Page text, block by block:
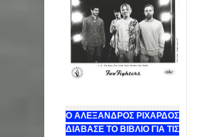
Ο ΑΛΕΞΑΝΔΡΟΣ ΡΙΧΑΡΔΟΣ
ΔΙΑΒΑΣΕ ΤΟ ΒΙΒΛΙΟ ΓΙΑ ΤΙΣ